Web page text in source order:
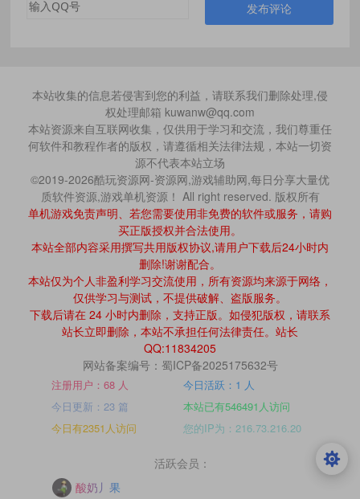
发布评论
本站收集的信息若侵害到您的利益，请联系我们删除处理,侵
权处理邮箱 kuwanw@qq.com
本站资源来自互联网收集，仅供用于学习和交流，我们尊重任
何软件和教程作者的版权，请遵循相关法律法规，本站一切资
源不代表本站立场
©2019-2026酷玩资源网-资源网,游戏辅助网,每日分享大量优
质软件资源,游戏单机资源！ All right reserved. 版权所有
单机游戏免责声明、若您需要使用非免费的软件或服务，请购
买正版授权并合法使用。
本站全部内容采用撰写共用版权协议,请用户下载后24小时内
删除!谢谢配合。
本站仅为个人非盈利学习交流使用，所有资源均来源于网络，
仅供学习与测试，不提供破解、盗版服务。
下载后请在 24 小时内删除，支持正版。如侵犯版权，请联系
站长立即删除，本站不承担任何法律责任。站长
QQ:11834205
网站备案编号：蜀ICP备2025175632号
注册用户：68 人
今日活跃：1 人
今日更新：23 篇
本站已有546491人访问
今日有2351人访问
您的IP为：216.73.216.20
活跃会员：
酸奶丿果